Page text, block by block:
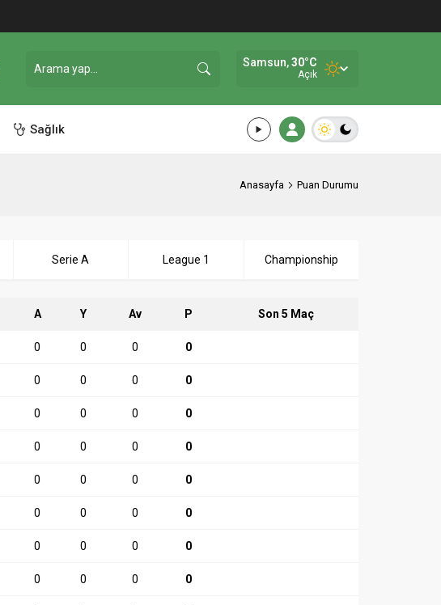
Samsun,30°C
Açık
Sağlık
Anasayfa Puan Durumu
Serie A League 1 Championship
A Y Av P Son 5 Maç
0 0 0 0
0 0 0 0
0 0 0 0
0 0 0 0
0 0 0 0
0 0 0 0
0 0 0 0
0 0 0 0